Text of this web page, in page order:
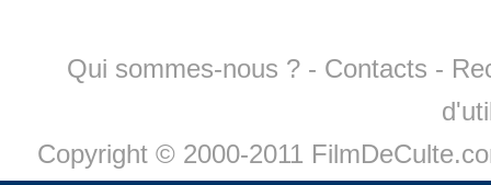
Qui sommes-nous ? - Contacts -
Copyright © 2000-2011